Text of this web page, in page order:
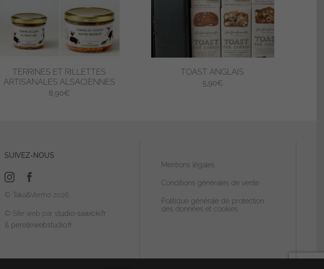
TERRINES ET RILLETTES
ARTISANALES ALSACIENNES
8,90€
TOAST ANGLAIS
5,90€
SUIVEZ-NOUS
© Taka&Vermo 2026
© Site web par studio-sawicki.fr
& perellewebstudio.fr
Mentions légales
Conditions générales de vente
Politique générale de protection
des données et cookies